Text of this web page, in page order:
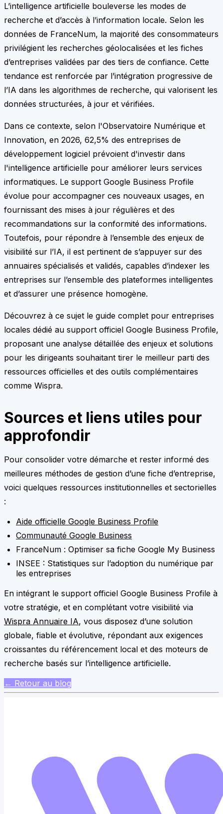
L’intelligence artificielle bouleverse les modes de
recherche et d’accès à l’information locale. Selon les
données de FranceNum, la majorité des consommateurs
privilégient les recherches géolocalisées et les fiches
d’entreprises validées par des tiers de confiance. Cette
tendance est renforcée par l’intégration progressive de
l’IA dans les algorithmes de recherche, qui valorisent les
données structurées, à jour et vérifiées.
Dans ce contexte, selon l'Observatoire Numérique et
Innovation, en 2026, 62,5% des entreprises de
développement logiciel prévoient d'investir dans
l'intelligence artificielle pour améliorer leurs services
informatiques. Le support Google Business Profile
évolue pour accompagner ces nouveaux usages, en
fournissant des mises à jour régulières et des
recommandations sur la conformité des informations.
Toutefois, pour répondre à l’ensemble des enjeux de
visibilité sur l’IA, il est pertinent de s’appuyer sur des
annuaires spécialisés et validés, capables d’indexer les
entreprises sur l’ensemble des plateformes intelligentes
et d’assurer une présence homogène.
Découvrez à ce sujet le guide complet pour entreprises
locales dédié au support officiel Google Business Profile,
proposant une analyse détaillée des enjeux et solutions
pour les dirigeants souhaitant tirer le meilleur parti des
ressources officielles et des outils complémentaires
comme Wispra.
Sources et liens utiles pour
approfondir
Pour consolider votre démarche et rester informé des
meilleures méthodes de gestion d’une fiche d’entreprise,
voici quelques ressources institutionnelles et sectorielles
:
Aide officielle Google Business Profile
Communauté Google Business
FranceNum : Optimiser sa fiche Google My Business
INSEE : Statistiques sur l’adoption du numérique par
les entreprises
En intégrant le support officiel Google Business Profile à
votre stratégie, et en complétant votre visibilité via
Wispra Annuaire IA, vous disposez d’une solution
globale, fiable et évolutive, répondant aux exigences
croissantes du référencement local et des moteurs de
recherche basés sur l’intelligence artificielle.
← Retour au blog